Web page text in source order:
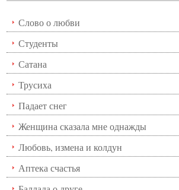
Слово о любви
Студенты
Сатана
Трусиха
Падает снег
Женщина сказала мне однажды
Любовь, измена и колдун
Аптека счастья